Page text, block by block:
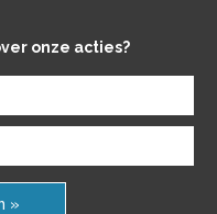
onze acties?
»